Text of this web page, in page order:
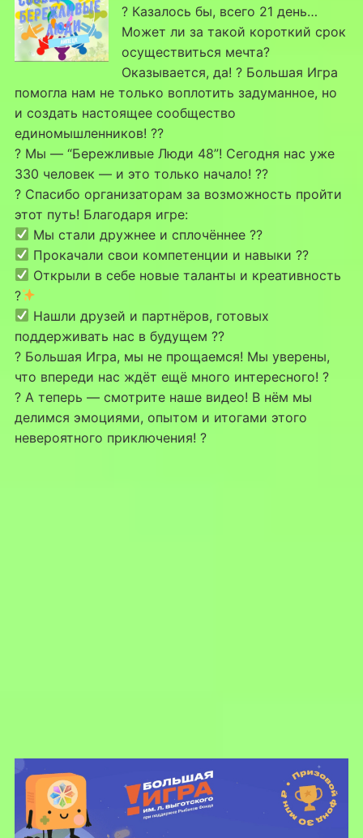
? Казалось бы, всего 21 день…
Может ли за такой короткий срок
осуществиться мечта?
Оказывается, да! ? Большая Игра
помогла нам не только воплотить задуманное, но
и создать настоящее сообщество
единомышленников! ??
? Мы — “Бережливые Люди 48”! Сегодня нас уже
330 человек — и это только начало! ??
? Спасибо организаторам за возможность пройти
этот путь! Благодаря игре:
Мы стали дружнее и сплочённее ??
Прокачали свои компетенции и навыки ??
Открыли в себе новые таланты и креативность
?
Нашли друзей и партнёров, готовых
поддерживать нас в будущем ??
? Большая Игра, мы не прощаемся! Мы уверены,
что впереди нас ждёт ещё много интересного! ?
? А теперь — смотрите наше видео! В нём мы
делимся эмоциями, опытом и итогами этого
невероятного приключения! ?